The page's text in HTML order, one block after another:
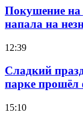
Покушение на
напала на
12:39
Сладкий
парке прошёл
15:10